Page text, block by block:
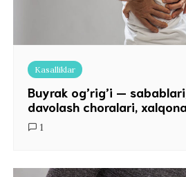
Kasalliklar
Buyrak og’rig’i —
davolash choralari,
1